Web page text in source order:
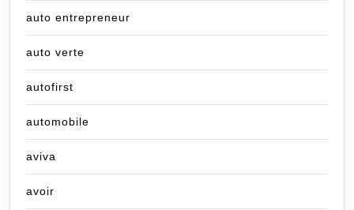
auto entrepreneur
auto verte
autofirst
automobile
aviva
avoir